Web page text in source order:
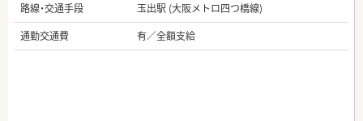
路線・交通手段
玉出駅 (大阪メトロ四つ橋線)
通勤交通費
有／全額支給